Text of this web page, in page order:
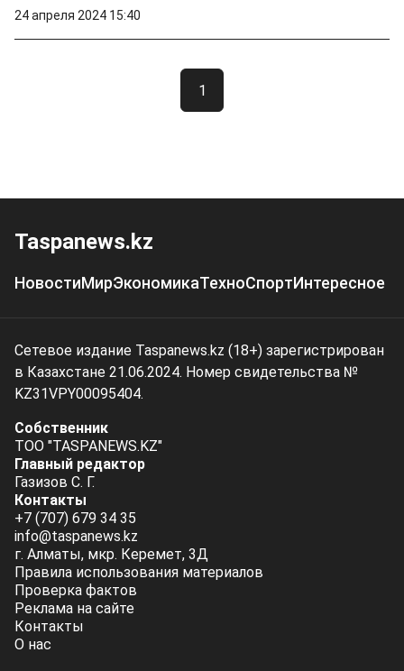
24 апреля 2024 15:40
1
Taspanews.kz
НовостиМирЭкономикаТехноСпортИнтересное
Сетевое издание Taspanews.kz (18+) зарегистрирован
в Казахстане 21.06.2024. Номер свидетельства №
KZ31VPY00095404.
Собственник
ТОО "TASPANEWS.KZ"
Главный редактор
Газизов С. Г.
Контакты
+7 (707) 679 34 35
info@taspanews.kz
г. Алматы, мкр. Керемет, 3Д
Правила использования материалов
Проверка фактов
Реклама на сайте
Контакты
О нас